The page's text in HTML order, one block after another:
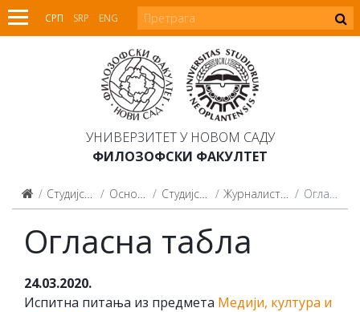
СРП SRP ENG
УНИВЕРЗИТЕТ У НОВОМ САДУ
ФИЛОЗОФСКИ ФАКУЛТЕТ
Студијски програми Основне студије Студијски програми Журналистика (2015, 2021) Огласна табла
Огласна табла
24.03.2020.
Испитна питања из предмета Медији, култура и